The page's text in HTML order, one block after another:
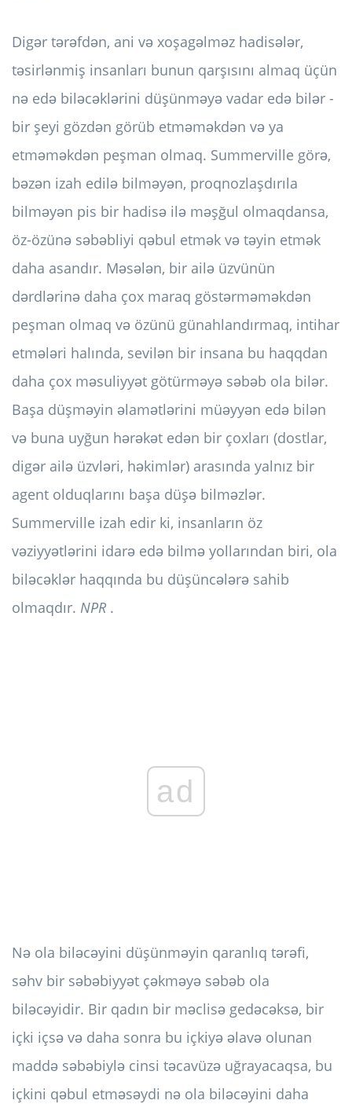
Digər tərəfdən, ani və xoşagəlməz hadisələr,
təsirlənmiş insanları bunun qarşısını almaq üçün
nə edə biləcəklərini düşünməyə vadar edə bilər -
bir şeyi gözdən görüb etməməkdən və ya
etməməkdən peşman olmaq. Summerville görə,
bəzən izah edilə bilməyən, proqnozlaşdırıla
bilməyən pis bir hadisə ilə məşğul olmaqdansa,
öz-özünə səbəbliyi qəbul etmək və təyin etmək
daha asandır. Məsələn, bir ailə üzvünün
dərdlərinə daha çox maraq göstərməməkdən
peşman olmaq və özünü günahlandırmaq, intihar
etmələri halında, sevilən bir insana bu haqqdan
daha çox məsuliyyət götürməyə səbəb ola bilər.
Başa düşməyin əlamətlərini müəyyən edə bilən
və buna uyğun hərəkət edən bir çoxları (dostlar,
digər ailə üzvləri, həkimlər) arasında yalnız bir
agent olduqlarını başa düşə bilməzlər.
Summerville izah edir ki, insanların öz
vəziyyətlərini idarə edə bilmə yollarından biri, ola
biləcəklər haqqında bu düşüncələrə sahib
olmaqdır. NPR .
ad
Nə ola biləcəyini düşünməyin qaranlıq tərəfi,
səhv bir səbəbiyyət çəkməyə səbəb ola
biləcəyidir. Bir qadın bir məclisə gedəcəksə, bir
içki içsə və daha sonra bu içkiyə əlavə olunan
maddə səbəbiylə cinsi təcavüzə uğrayacaqsa, bu
içkini qəbul etməsəydi nə ola biləcəyini daha